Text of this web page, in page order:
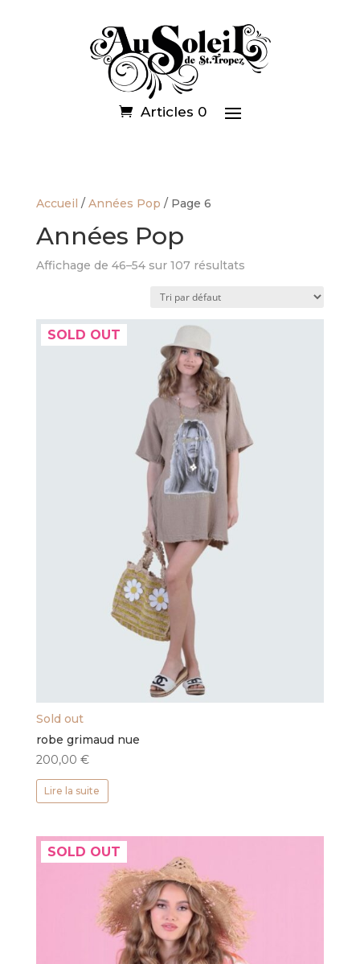
Articles 0
Accueil / Années Pop / Page 6
Années Pop
Affichage de 46–54 sur 107 résultats
SOLD OUT
Sold out
robe grimaud nue
200,00 €
Lire la suite
SOLD OUT